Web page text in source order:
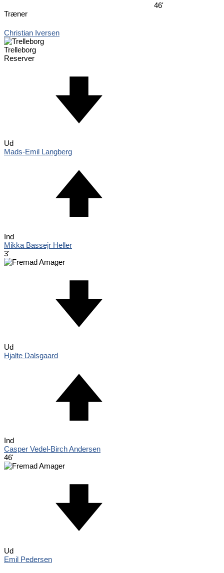
46'
Træner
Christian Iversen
Trelleborg
Reserver
Ud
Mads-Emil Langberg
Ind
Mikka Bassejr Heller
3'
Ud
Hjalte Dalsgaard
Ind
Casper Vedel-Birch Andersen
46'
Ud
Emil Pedersen